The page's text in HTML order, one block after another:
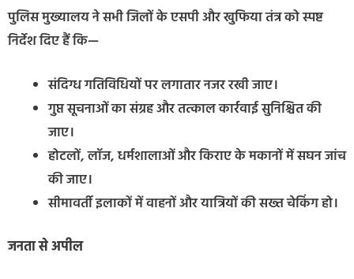
पुलिस मुख्यालय ने सभी जिलों के एसपी और खुफिया तंत्र को स्पष्ट
निर्देश दिए हैं कि—
संदिग्ध गतिविधियों पर लगातार नजर रखी जाए।
गुप्त सूचनाओं का संग्रह और तत्काल कार्रवाई सुनिश्चित की
जाए।
होटलों, लॉज, धर्मशालाओं और किराए के मकानों में सघन जांच
की जाए।
सीमावर्ती इलाकों में वाहनों और यात्रियों की सख्त चेकिंग हो।
जनता से अपील